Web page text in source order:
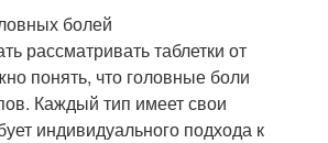
болей
рассматривать таблетки от
понять, что головные боли
Каждый тип имеет свои
индивидуального подхода к